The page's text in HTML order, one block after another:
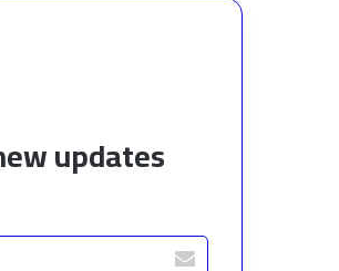
updates!
أدخل